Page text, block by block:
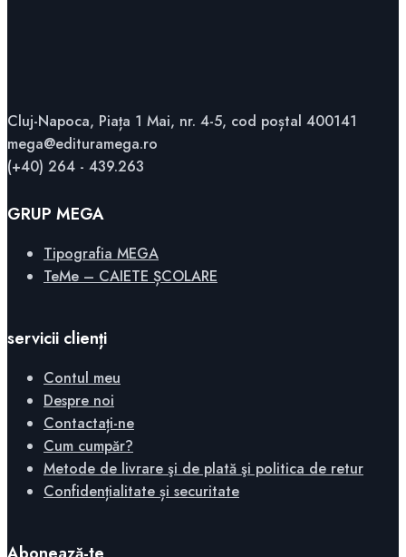
Cluj-Napoca, Piața 1 Mai, nr. 4-5, cod poștal 400141
mega@edituramega.ro
(+40) 264 - 439.263
GRUP MEGA
Tipografia MEGA
TeMe – CAIETE ȘCOLARE
servicii clienți
Contul meu
Despre noi
Contactați-ne
Cum cumpăr?
Metode de livrare şi de plată şi politica de retur
Confidențialitate și securitate